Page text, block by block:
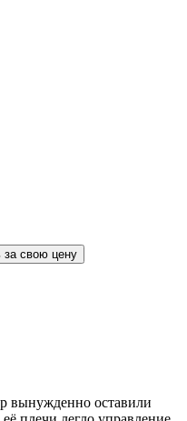
за свою цену
вынужденно оставили